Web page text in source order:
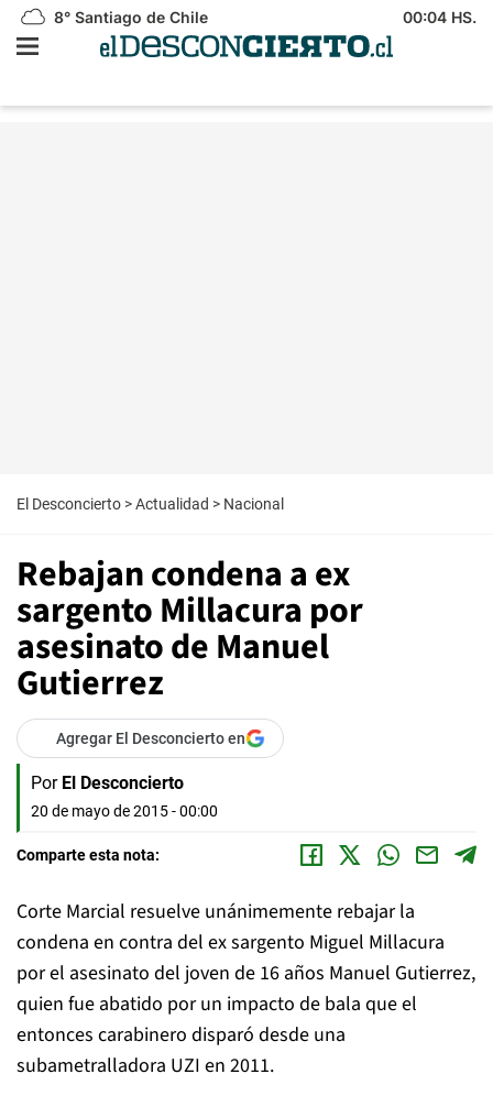
8° Santiago de Chile 00:04 HS.
El Desconcierto >Actualidad > Nacional
Rebajan condena a ex
sargento Millacura por
asesinato de Manuel
Gutierrez
Agregar El Desconcierto en
Por El Desconcierto
20 de mayo de 2015 - 00:00
Comparte esta nota:
Corte Marcial resuelve unánimemente rebajar la
condena en contra del ex sargento Miguel Millacura
por el asesinato del joven de 16 años Manuel Gutierrez,
quien fue abatido por un impacto de bala que el
entonces carabinero disparó desde una
subametralladora UZI en 2011.